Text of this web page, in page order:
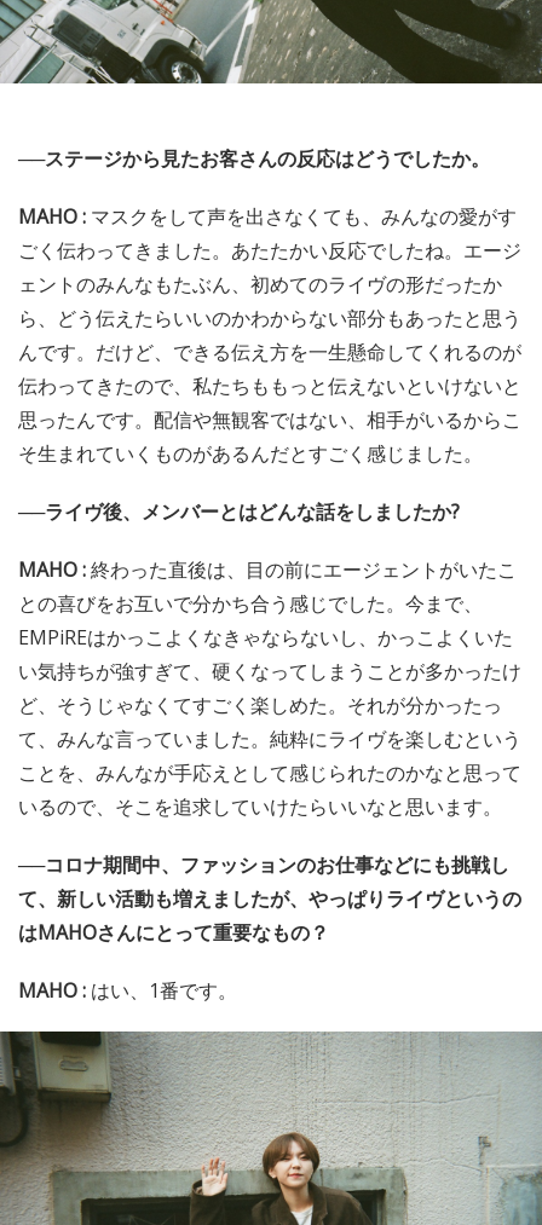
──ステージから見たお客さんの反応はどうでしたか。
MAHO : マスクをして声を出さなくても、みんなの愛がす
ごく伝わってきました。あたたかい反応でしたね。エージ
ェントのみんなもたぶん、初めてのライヴの形だったか
ら、どう伝えたらいいのかわからない部分もあったと思う
んです。だけど、できる伝え方を一生懸命してくれるのが
伝わってきたので、私たちももっと伝えないといけないと
思ったんです。配信や無観客ではない、相手がいるからこ
そ生まれていくものがあるんだとすごく感じました。
──ライヴ後、メンバーとはどんな話をしましたか?
MAHO :終わった直後は、目の前にエージェントがいたこ
との喜びをお互いで分かち合う感じでした。今まで、
EMPiREはかっこよくなきゃならないし、かっこよくいた
い気持ちが強すぎて、硬くなってしまうことが多かったけ
ど、そうじゃなくてすごく楽しめた。それが分かったっ
て、みんな言っていました。純粋にライヴを楽しむという
ことを、みんなが手応えとして感じられたのかなと思って
いるので、そこを追求していけたらいいなと思います。
──コロナ期間中、ファッションのお仕事などにも挑戦し
て、新しい活動も増えましたが、やっぱりライヴというの
はMAHOさんにとって重要なもの？
MAHO : はい、1番です。